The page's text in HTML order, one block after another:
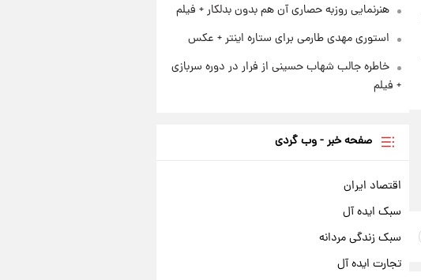
هنرنمایی روزبه حصاری آن هم بدون بدلکار + فیلم
استوری مهدی طارمی برای ستاره اینتر + عکس
خاطره جالب شهاب حسینی از فرار در دوره سربازی
+ فیلم
صفحه خبر - وب گردی
اقتصاد ایران
سبک ایده آل
سبک زندگی مردانه
تجارت ایده آل